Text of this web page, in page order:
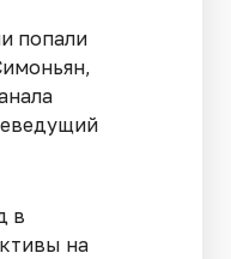
попали
в
на